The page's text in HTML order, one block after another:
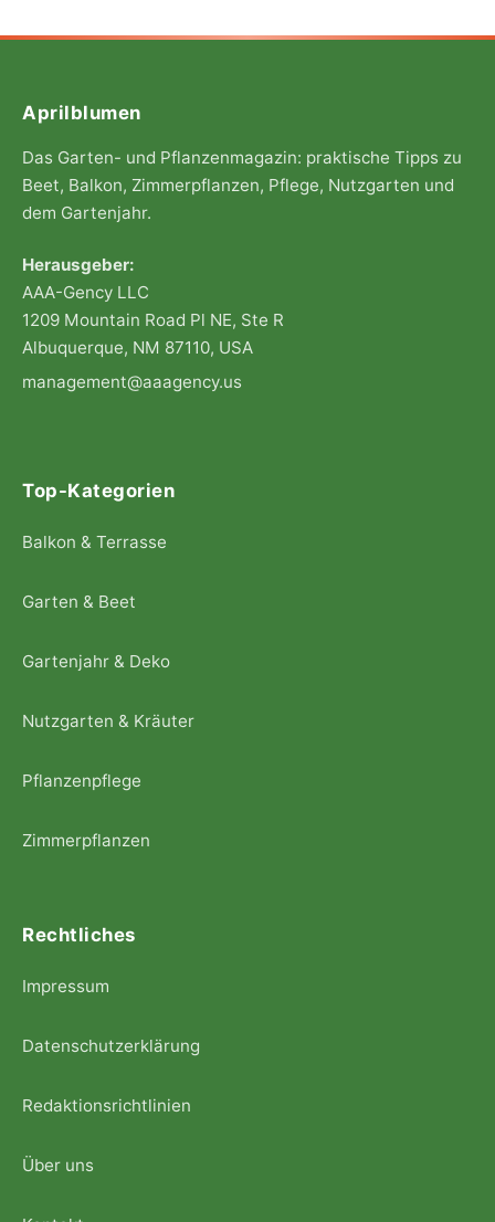
Aprilblumen
Das Garten- und Pflanzenmagazin: praktische Tipps zu
Beet, Balkon, Zimmerpflanzen, Pflege, Nutzgarten und
dem Gartenjahr.
Herausgeber:
AAA-Gency LLC
1209 Mountain Road Pl NE, Ste R
Albuquerque, NM 87110, USA
management@aaagency.us
Top-Kategorien
Balkon & Terrasse
Garten & Beet
Gartenjahr & Deko
Nutzgarten & Kräuter
Pflanzenpflege
Zimmerpflanzen
Rechtliches
Impressum
Datenschutzerklärung
Redaktionsrichtlinien
Über uns